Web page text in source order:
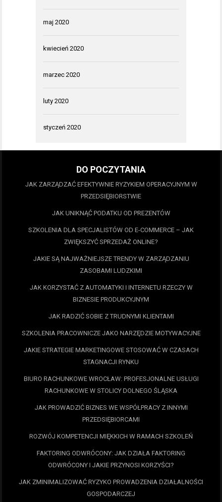
maj 2020
kwiecień 2020
marzec 2020
luty 2020
styczeń 2020
DO POCZYTANIA
JAK ZARZĄDZAĆ EFEKTYWNIE RYZYKIEM OPERACYJNYM W
PRZEDSIĘBIORSTWIE
JAK UNIKNĄĆ PODATKU OD PREZENTÓW
SZKOLENIA DLA SPECJALISTÓW OD E-COMMERCE – JAK
ZWIĘKSZYĆ SPRZEDAŻ ONLINE?
JAKIE SĄ NAJWAŻNIEJSZE TRENDY W ZARZĄDZANIU
ZASOBAMI LUDZKIMI
JAK KORZYSTAĆ Z AUTOMATYKI I INTERNETU RZECZY W
BIZNESIE PRODUKCYJNYM
JAK RADZIĆ SOBIE Z TRUDNYMI KLIENTAMI
SZKOLENIA PRACOWNICZE JAKO NARZĘDZIE MOTYWACYJNE
JAKIE STRATEGIE MARKETINGOWE STOSOWAĆ W CZASACH
STAGNACJI RYNKU
BIURO RACHUNKOWE WROCŁAW: PROFESJONALNE USŁUGI
RACHUNKOWE W STOLICY DOLNEGO ŚLĄSKA
JAK PROWADZIĆ BIZNES WE WSPÓŁPRACY Z INNYMI
PRZEDSIĘBIORCAMI
ROZWÓJ KOMPETENCJI MIĘKKICH W RAMACH SZKOLEŃ
FAKTORING ODWRÓCONY: JAK DZIAŁA FAKTORING
ODWRÓCONY I JAKIE PRZYNOSI KORZYŚCI?
JAK ZMINIMALIZOWAĆ RYZYKO PROWADZENIA DZIAŁALNOŚCI
GOSPODARCZEJ